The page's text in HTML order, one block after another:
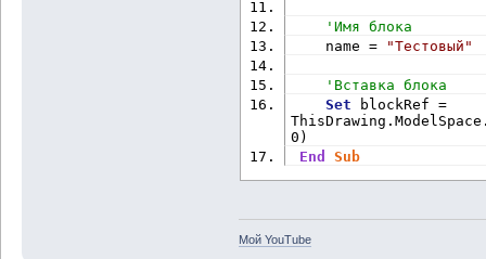
'Имя блока
name =
"Тестовый"
'Вставка блока
Set blockRef =
0)
End
Sub
Мой YouTube